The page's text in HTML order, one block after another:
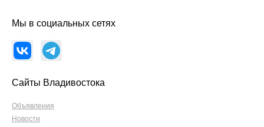
Мы в социальных сетях
Сайты Владивостока
Объявления
Новости